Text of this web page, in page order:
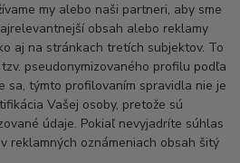
my alebo naši partneri, aby sme
obsah alebo reklamy
aj na stránkach tretích subjektov. To
pseudonymizovaného profilu podľa
sa, týmto profilovaním spravidla nie je
Vašej osoby, pretože sú
údaje. Pokiaľ nevyjadríte súhlas
reklamných oznámeniach obsah šitý